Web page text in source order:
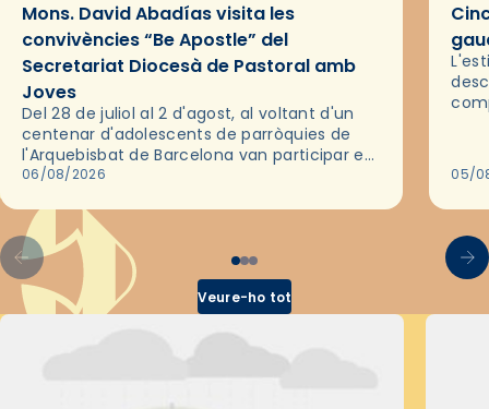
Mons. David Abadías visita les
convivències “Be Apostle” del
Secretariat Diocesà de Pastoral amb
Joves
Del 28 de juliol al 2 d'agost, al voltant d'un
centenar d'adolescents de parròquies de
l'Arquebisbat de Barcelona van participar en
les convivències Be Apostle, organitzades
06/08/2026 05/
Veure-ho tot